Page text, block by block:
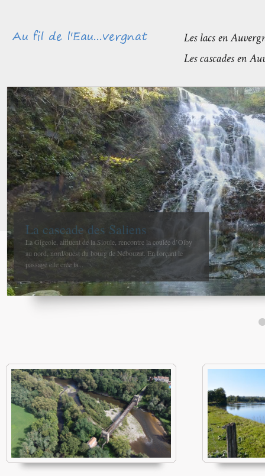
Méandres et boires de la Sioule
avant de rejoindre l’Allier
La confluence entre la Sioule et l’Allier se fait entre Contigny
et La Ferté-Hauterive peu après Saint-Pourçain sur-Sioule à...